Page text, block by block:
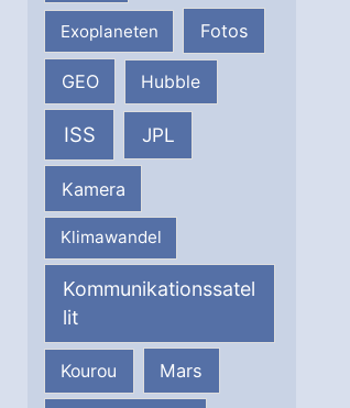
Exoplaneten Fotos
GEO Hubble
ISS JPL
Kamera
Klimawandel
Kommunikationssatel
lit
Kourou Mars